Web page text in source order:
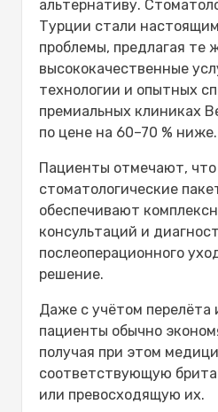
материалы:
Виды
включенные в
пакеты в Турции
Зубные
Виниры и
Коронки,
в Турции?
Как выбрать
Почему
для
альтернативу.
Турции стали
проблемы, предлагая те
высококачественные
технологии и опытных
премиальных клиниках
по цене на 60–70 % ниже.
Пациенты отмечают, что
стоматологические
обеспечивают
консультаций и
послеоперационного
решение.
Даже с учётом перелёта
пациенты обычно
получая при этом
соответствующую
или превосходящую их.